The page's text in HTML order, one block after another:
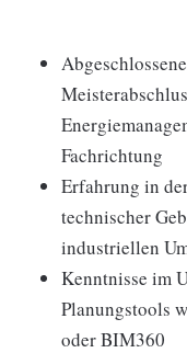
Fachrichtung
Erfahrung in
technischer
industriellen
Kenntnisse im
Planungstools
oder BIM360